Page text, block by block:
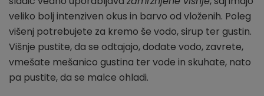
veliko bolj intenziven okus in barvo od vloženih. Poleg
višenj potrebujete za kremo še vodo, sirup ter gustin.
Višnje pustite, da se odtajajo, dodate vodo, zavrete,
vmešate mešanico gustina ter vode in skuhate, nato
pa pustite, da se malce ohladi.